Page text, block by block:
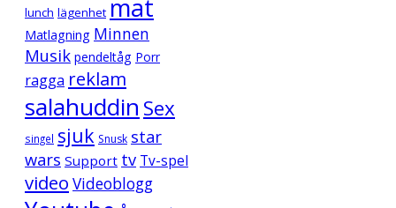
lunch lägenhet mat
Matlagning Minnen
Musik pendeltåg Porr
ragga reklam
salahuddin Sex
singel sjuk Snusk star
wars Support tv Tv-spel
video Videoblogg